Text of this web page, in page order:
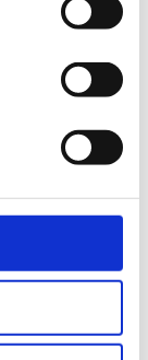
fylde 100